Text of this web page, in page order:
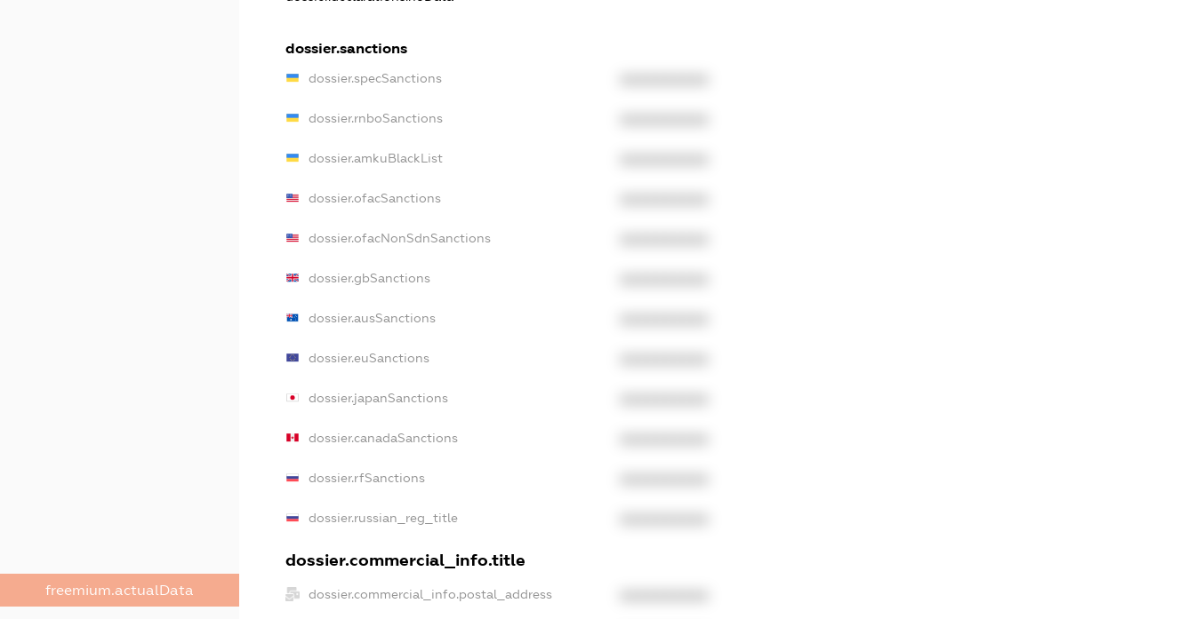
freemium.actualData
dossier.sanctions
dossier.specSanctions
dossier.rnboSanctions
dossier.amkuBlackList
dossier.ofacSanctions
dossier.ofacNonSdnSanctions
dossier.gbSanctions
dossier.ausSanctions
dossier.euSanctions
dossier.japanSanctions
dossier.canadaSanctions
dossier.rfSanctions
dossier.russian_reg_title
dossier.commercial_info.title
dossier.commercial_info.postal_address